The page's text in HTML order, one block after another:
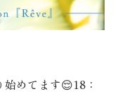
めてます😌18：